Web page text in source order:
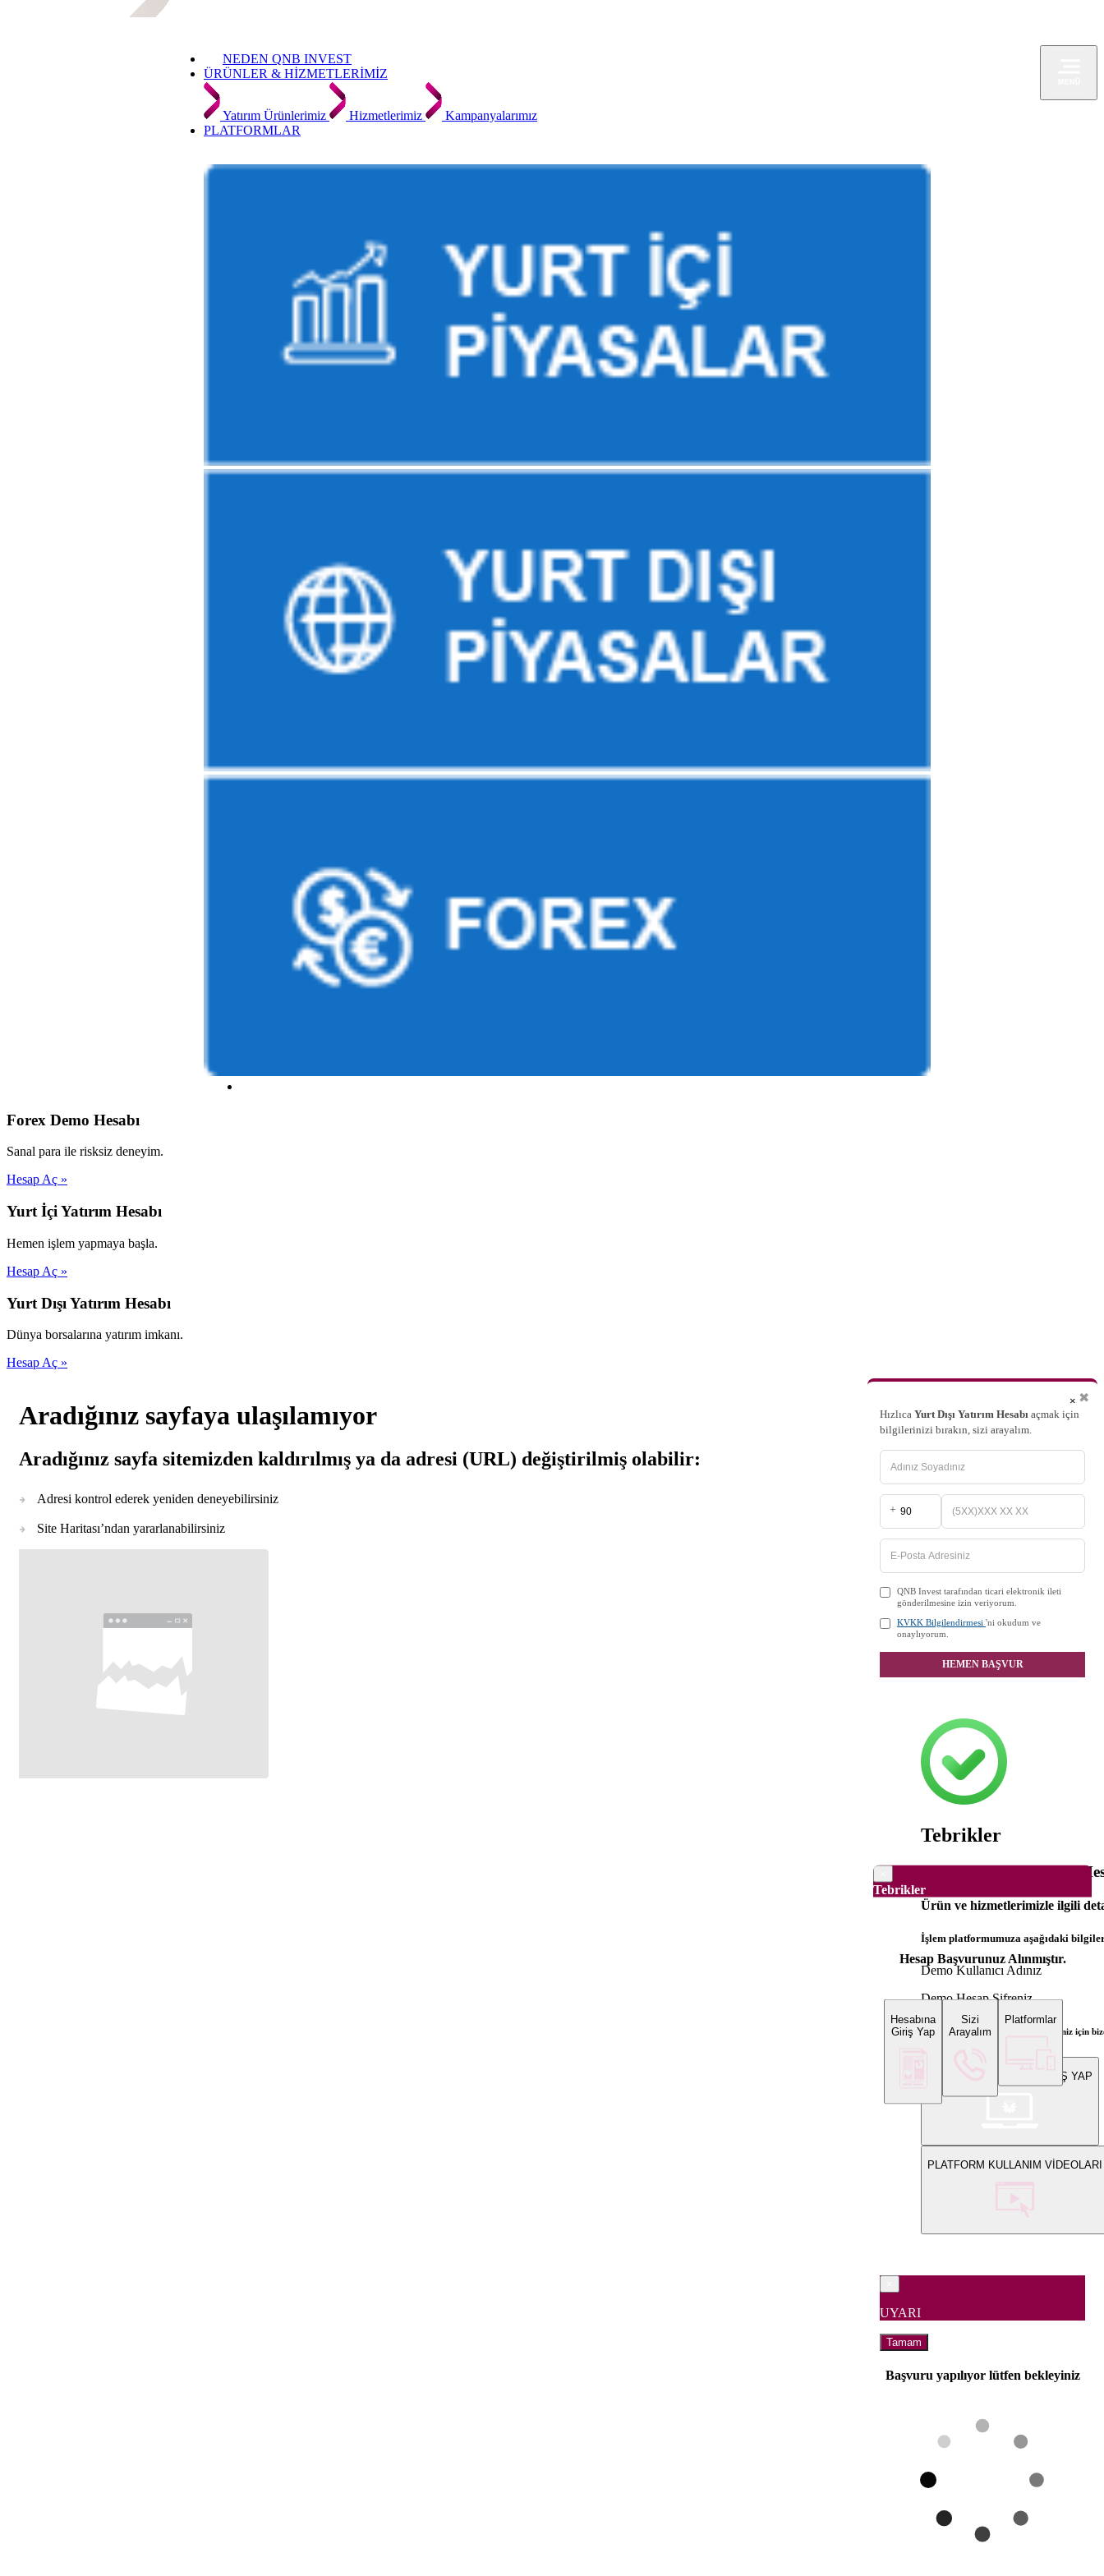
NEDEN QNB INVEST
ÜRÜNLER & HİZMETLERİMİZ
Yatırım Ürünlerimiz Hizmetlerimiz
Kampanyalarımız
PLATFORMLAR
Forex Demo Hesabı
Sanal para ile risksiz deneyim.
Hesap Aç »
Yurt İçi Yatırım Hesabı
Hemen işlem yapmaya başla.
Hesap Aç »
Yurt Dışı Yatırım Hesabı
Dünya borsalarına yatırım imkanı.
Hesap Aç »
Aradığınız sayfaya ulaşılamıyor
Aradığınız sayfa sitemizden kaldırılmış ya da adresi (URL) değiştirilmiş olabilir:
Adresi kontrol ederek yeniden deneyebilirsiniz
Site Haritası’ndan yararlanabilirsiniz
✖
Hızlıca Yurt Dışı Yatırım Hesabı açmak için
bilgilerinizi bırakın, sizi arayalım.
+
QNB Invest tarafından ticari elektronik ileti
gönderilmesine izin veriyorum.
KVKK Bilgilendirmesi 'ni okudum ve
onaylıyorum.
HEMEN BAŞVUR
Tebrikler
Hesap Başvurunuz Alınmıştır.
Hesabına
Giriş Yap
Sizi
Arayalım
Platformlar
×
Tebrikler
Dünya Borsaları Demo
Ürün ve hizmetlerimizle ilgili
İşlem platformumuza aşağıdaki
Demo Kullanıcı Adınız
Demo Hesap Şifreniz
Bilgi ve gerçek hesap açılış talepleriniz için
WEB PLATFORMUNA GİRİŞ YAP
PLATFORM KULLANIM VİDEOLARI
UYARI
Tamam
Başvuru yapılıyor lütfen bekleyiniz